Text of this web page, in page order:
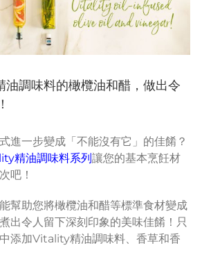
調味料的橄欖油和醋，做出令
進一步變成「不能沒有它」的佳餚？
精油調味料系列讓您的基本烹飪材
吧！
幫助您將橄欖油和醋等標準食材變成
出令人留下深刻印象的美味佳餚！只
添加Vitality精油調味料、香草和香